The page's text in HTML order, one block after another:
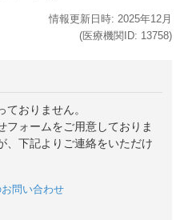
情報更新日時: 2025年12月
(医療機関ID: 13758)
おりません。
フォームをご用意しておりま
、下記よりご連絡をいただけ
問い合わせ